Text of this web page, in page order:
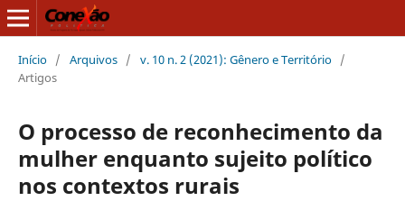
Início / Arquivos / v. 10 n. 2 (2021): Gênero e Território /
Artigos
O processo de reconhecimento da
mulher enquanto sujeito político
nos contextos rurais